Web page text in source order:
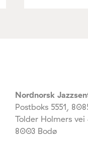
Nordnorsk
Postboks 5551,
Tolder Holmers vei
8003 Bodø